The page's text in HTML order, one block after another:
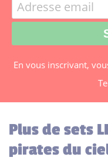
En vous inscrivant,
Plus de sets
pirates du